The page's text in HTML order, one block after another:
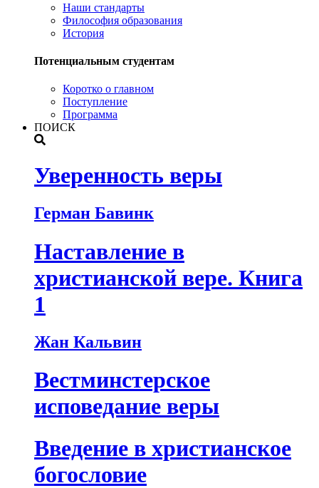
Наши стандарты
Философия образования
История
Потенциальным студентам
Коротко о главном
Поступление
Программа
ПОИСК
Уверенность веры
Герман Бавинк
Наставление в
христианской вере. Книга
1
Жан Кальвин
Вестминстерское
исповедание веры
Введение в христианское
богословие